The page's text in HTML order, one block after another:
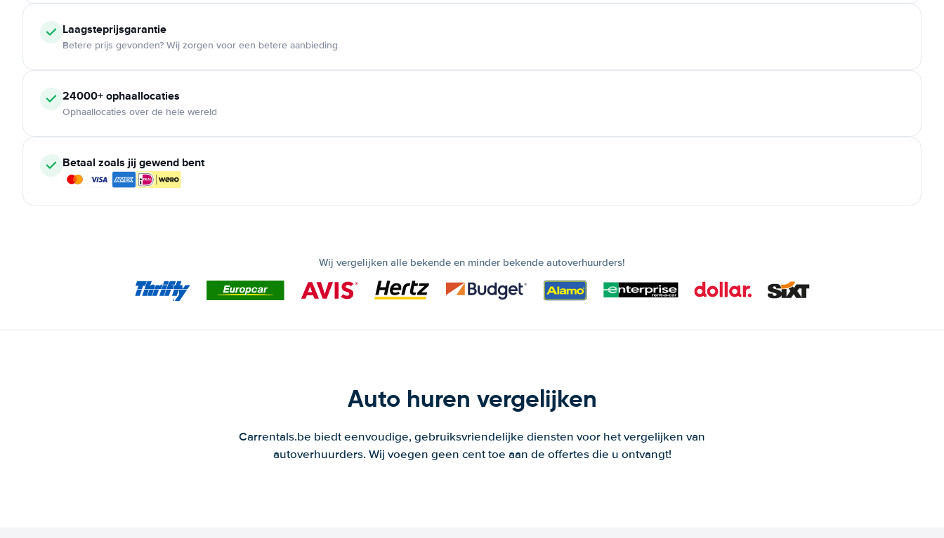
Laagsteprijsgarantie
Betere prijs gevonden? Wij zorgen voor een betere aanbieding
24000+ophaallocaties
Ophaallocaties over de hele wereld
Betaal zoals jij gewend bent
Wij vergelijken alle bekende en minder bekende autoverhuurders!
Auto huren vergelijken
Carrentals.be biedt eenvoudige, gebruiksvriendelijke diensten voor het vergelijken van
autoverhuurders. Wij voegen geen cent toe aan de offertes die u ontvangt!